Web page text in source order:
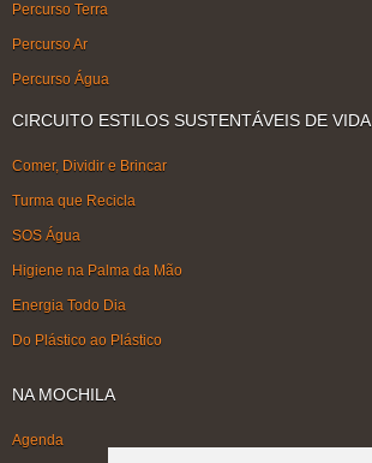
Percurso Terra
Percurso Ar
Percurso Água
CIRCUITO ESTILOS SUSTENTÁVEIS DE VIDA
Comer, Dividir e Brincar
Turma que Recicla
SOS Água
Higiene na Palma da Mão
Energia Todo Dia
Do Plástico ao Plástico
NA MOCHILA
Agenda